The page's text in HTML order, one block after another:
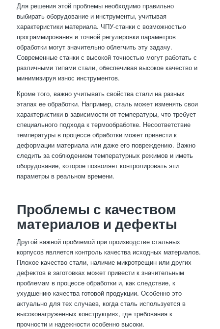
Для решения этой проблемы необходимо правильно
выбирать оборудование и инструменты, учитывая
характеристики материала. ЧПУ-станки с возможностью
программирования и точной регулировки параметров
обработки могут значительно облегчить эту задачу.
Современные станки с высокой точностью могут работать с
различными типами стали, обеспечивая высокое качество и
минимизируя износ инструментов.
Кроме того, важно учитывать свойства стали на разных
этапах ее обработки. Например, сталь может изменять свои
характеристики в зависимости от температуры, что требует
специального подхода к термообработке. Несоответствие
температуры в процессе обработки может привести к
деформации материала или даже его повреждению. Важно
следить за соблюдением температурных режимов и иметь
оборудование, которое позволяет контролировать эти
параметры в реальном времени.
Проблемы с качеством
материалов и дефекты
Другой важной проблемой при производстве стальных
корпусов является контроль качества исходных материалов.
Плохое качество стали, наличие микротрещин или других
дефектов в заготовках может привести к значительным
проблемам в процессе обработки и, как следствие, к
ухудшению качества готовой продукции. Особенно это
актуально для тех случаев, когда сталь используется в
высоконагруженных конструкциях, где требования к
прочности и надежности особенно высоки.